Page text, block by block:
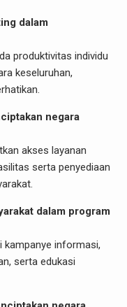
dalam
produktivitas individu
keseluruhan,
negara
akses layanan
serta penyediaan
dalam program
kampanye informasi,
serta edukasi